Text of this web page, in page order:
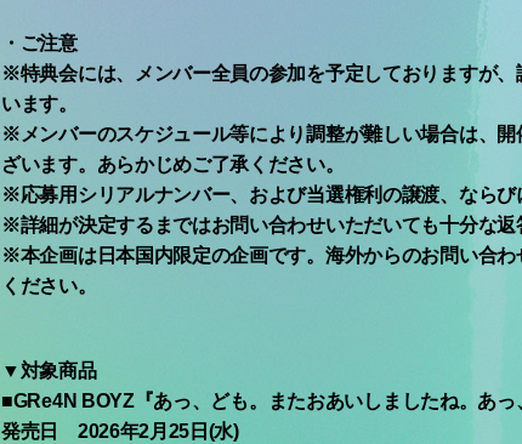
・ご注意
※特典会には、メンバー全員の参加を予定しておりますが
います。
※メンバーのスケジュール等により調整が難しい場合は、
ざいます。あらかじめご了承ください。
※応募用シリアルナンバー、および当選権利の譲渡、なら
※詳細が決定するまではお問い合わせいただいても十分な
※本企画は日本国内限定の企画です。海外からのお問い合
ください。
▼対象商品
■GRe4N BOYZ『あっ、ども。またおあいしましたね。あっ
発売日 2026年2月25日(水)